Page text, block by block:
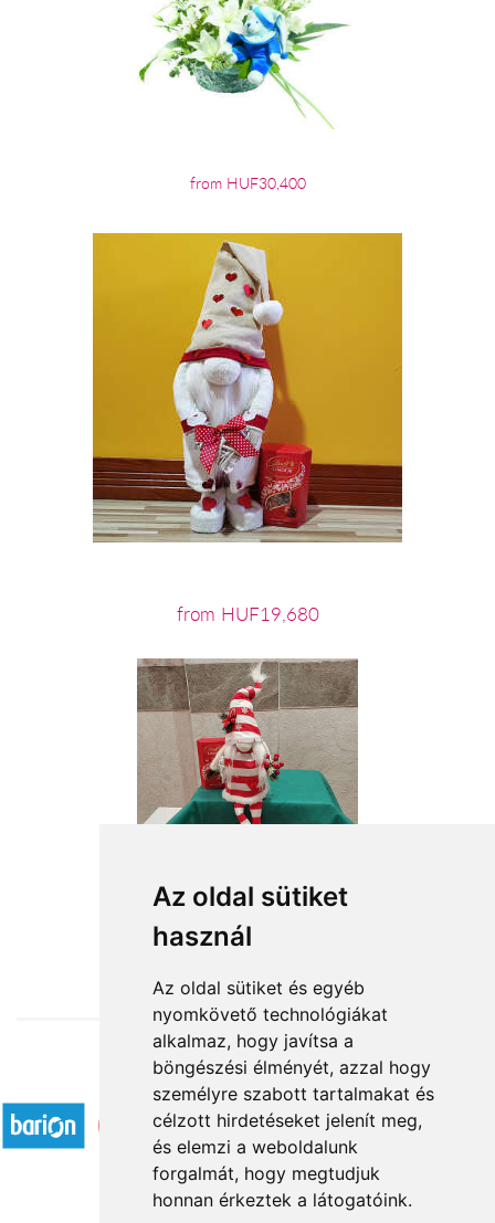
Az oldal sütiket
használ
Az oldal sütiket és egyéb
nyomkövető technológiákat
alkalmaz, hogy javítsa a
böngészési élményét, azzal hogy
személyre szabott tartalmakat és
célzott hirdetéseket jelenít meg,
és elemzi a weboldalunk
forgalmát, hogy megtudjuk
honnan érkeztek a látogatóink.
from HUF30,400
from HUF19,680
from HUF16,164
Accepted payment methods